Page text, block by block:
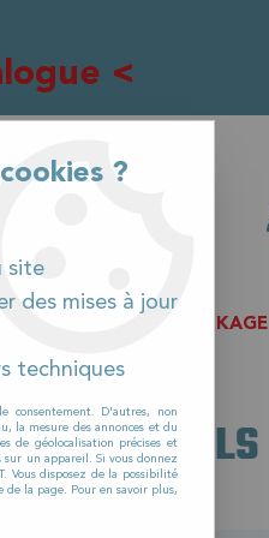
<
DESTOCKAGE
?
site
des mises à jour
techniques
consentement. D'autres, non
la mesure des annonces et du
de géolocalisation précises et
un appareil. Si vous donnez
Vous disposez de la possibilité
la page. Pour en savoir plus,